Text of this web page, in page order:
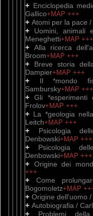
+ Enciclopedia
Gallico+MAP +++
+ Atomi per la pace
+ Uomini, animali
Meneghetti+MAP +++
+ Alla ricerca
Broom+MAP +++
+ Breve storia
Dampier+MAP +++
+
Il *mondo
Sambursky+MAP +++
+Gli
Frolov+MAP +++
+ La *geologia
Leitch+MAP +++
+
Psicologia
Denbowski+MAP +++
+ Psicologia
Denbowski+MAP +++
+ Origine dei
+++
+Come
Bogomoletz+MAP
+ Origine dell'uomo
+ Autobiografia /
+
Problemi